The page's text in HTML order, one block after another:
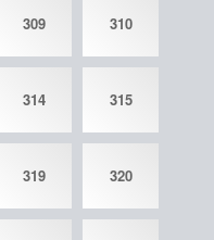
309 310
314 315
319 320